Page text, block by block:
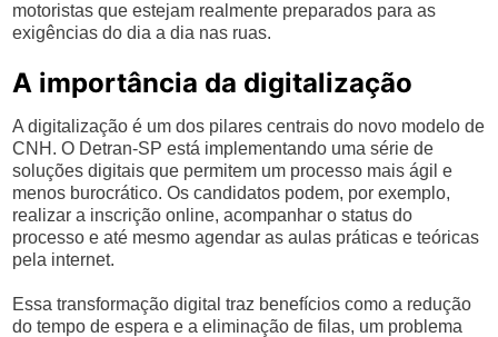
motoristas que estejam realmente preparados para as
exigências do dia a dia nas ruas.
A importância da digitalização
A digitalização é um dos pilares centrais do novo modelo de
CNH. O Detran-SP está implementando uma série de
soluções digitais que permitem um processo mais ágil e
menos burocrático. Os candidatos podem, por exemplo,
realizar a inscrição online, acompanhar o status do
processo e até mesmo agendar as aulas práticas e teóricas
pela internet.
Essa transformação digital traz benefícios como a redução
do tempo de espera e a eliminação de filas, um problema